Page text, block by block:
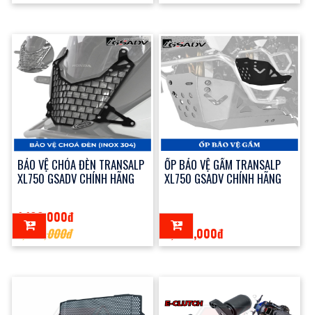
BẢO VỆ CHÓA ĐÈN TRANSALP
XL750 GSADV CHÍNH HÃNG
1,100,000đ
1,300,000đ
ỐP BẢO VỆ GẦM TRANSALP
XL750 GSADV CHÍNH HÃNG
7,500,000đ